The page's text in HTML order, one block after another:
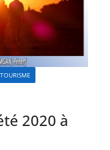
TOURISME
2020 à